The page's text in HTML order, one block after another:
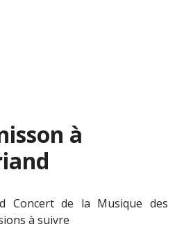
à
Concert de la Musique des
à suivre